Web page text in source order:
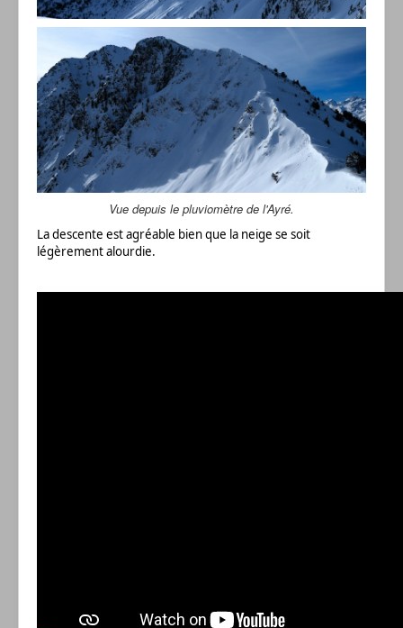
Vue depuis le pluviomètre de l'Ayré.
La descente est agréable bien que la neige se soit
légèrement alourdie.